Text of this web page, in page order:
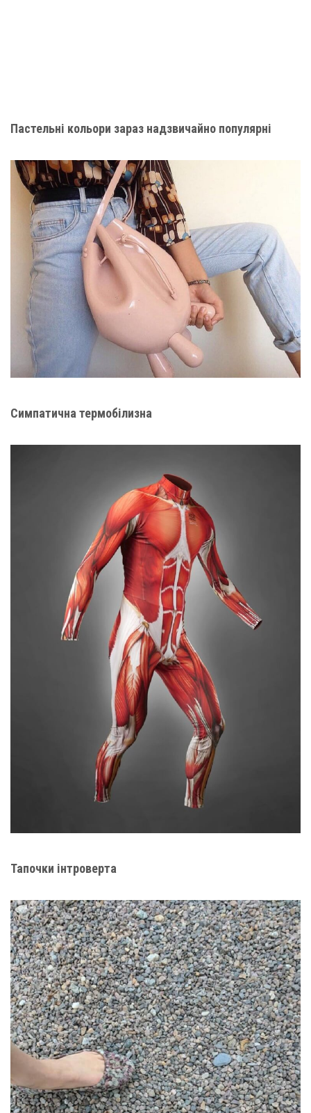
Пастельні кольори зараз надзвичайно популярні
Симпатична термобілизна
Тапочки інтроверта